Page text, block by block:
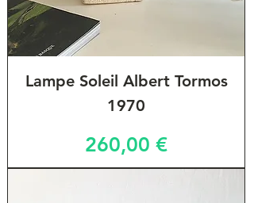
Lampe Soleil Albert Tormos
1970
Prix
260,00 €